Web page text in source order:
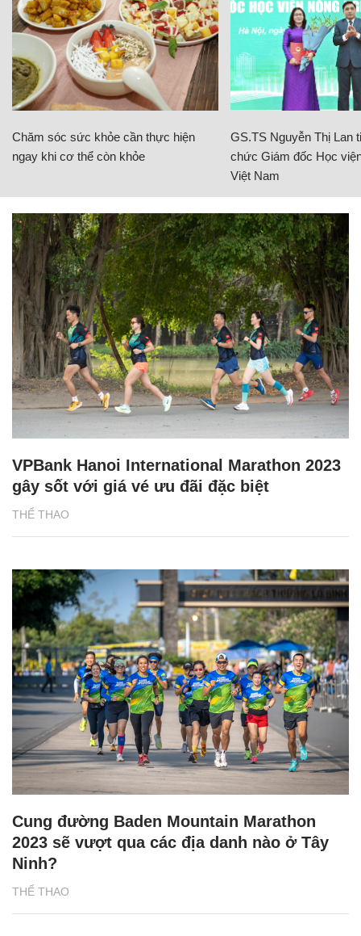
Chăm sóc sức khỏe cần thực hiện
ngay khi cơ thể còn khỏe
GS.TS Nguyễn Thị Lan
chức Giám đốc Học
Việt Nam
THỂ THAO
VPBank Hanoi International Marathon 2023
gây sốt với giá vé ưu đãi đặc biệt
THỂ THAO
Cung đường Baden Mountain Marathon
2023 sẽ vượt qua các địa danh nào ở Tây
Ninh?